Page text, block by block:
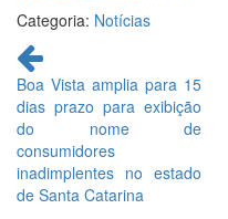
Categoria: Notícias
Continue
lendo
Boa Vista amplia para 15
dias prazo para exibição
do nome de
consumidores
inadimplentes no estado
de Santa Catarina